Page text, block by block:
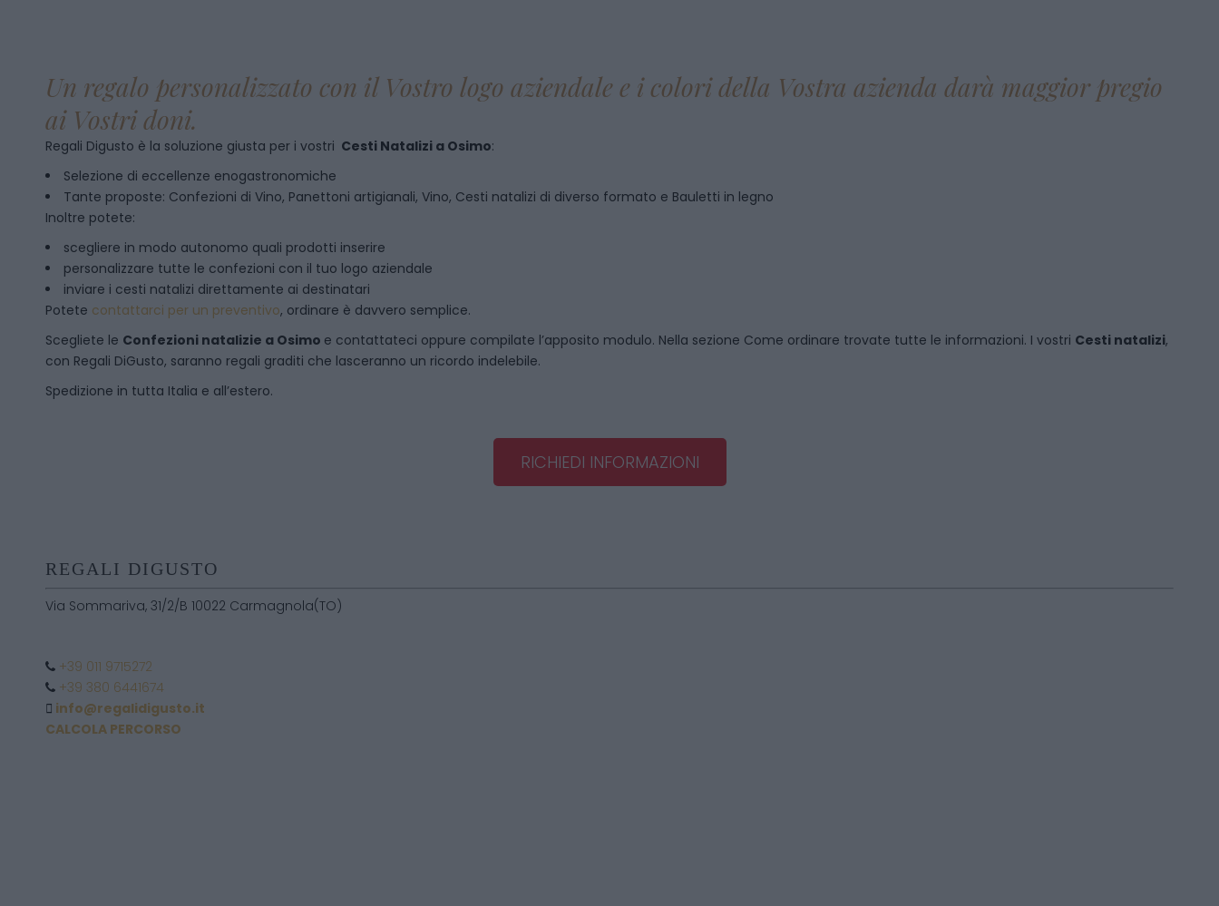
Un regalo personalizzato con il Vostro logo aziendale e i colori della Vostra azienda darà maggior pregio
ai Vostri doni.
Regali Digusto è la soluzione giusta per i vostri Cesti Natalizi a Osimo:
Selezione di eccellenze enogastronomiche
Tante proposte: Confezioni di Vino, Panettoni artigianali, Vino, Cesti natalizi di diverso formato e Bauletti in legno
Inoltre potete:
scegliere in modo autonomo quali prodotti inserire
personalizzare tutte le confezioni con il tuo logo aziendale
inviare i cesti natalizi direttamente ai destinatari
Potete contattarci per un preventivo, ordinare è davvero semplice.
Scegliete le Confezioni natalizie a Osimo e contattateci oppure compilate l’apposito modulo. Nella sezione Come ordinare trovate tutte le informazioni. I vostri Cesti natalizi,
con Regali DiGusto, saranno regali graditi che lasceranno un ricordo indelebile.
Spedizione in tutta Italia e all’estero.
RICHIEDI INFORMAZIONI
REGALI DIGUSTO
Via Sommariva, 31/2/B 10022 Carmagnola(TO)
+39 011 9715272
+39 380 6441674
info@regalidigusto.it
CALCOLA PERCORSO